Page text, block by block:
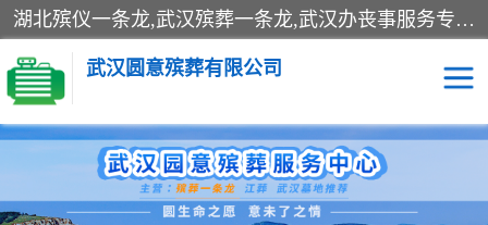
湖北殡仪一条龙,武汉殡葬一条龙,武汉办丧事服务专理红白佛事、病人临终关怀、医院或家中老人去世穿寿衣、灵车遗体接运、殡仪馆告别厅预约、办理火葬场手续、民俗丧事策划、遗体告别仪式、民俗礼仪服务、殡葬礼仪策划、陵园墓位导购、寺庙塔位择吉、往生功德策划、民俗功德策划、异地殡葬礼仪服务、异地骨灰接送返乡
武汉圆意殡葬有限公司
殡葬一条龙服务 江葬一条龙服务